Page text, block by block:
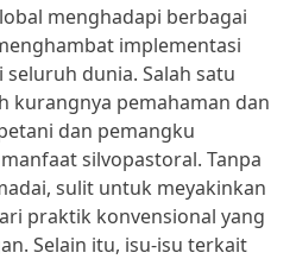
menghadapi berbagai
implementasi
dunia. Salah satu
kurangnya pemahaman dan
dan pemangku
silvopastoral. Tanpa
sulit untuk meyakinkan
praktik konvensional yang
Selain itu, isu-isu terkait